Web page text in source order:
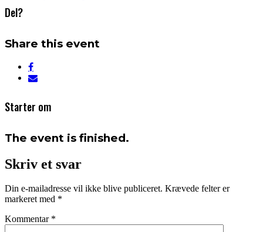
Del?
Share this event
Starter om
The event is finished.
Skriv et svar
Din e-mailadresse vil ikke blive publiceret. Krævede felter er
markeret med *
Kommentar *